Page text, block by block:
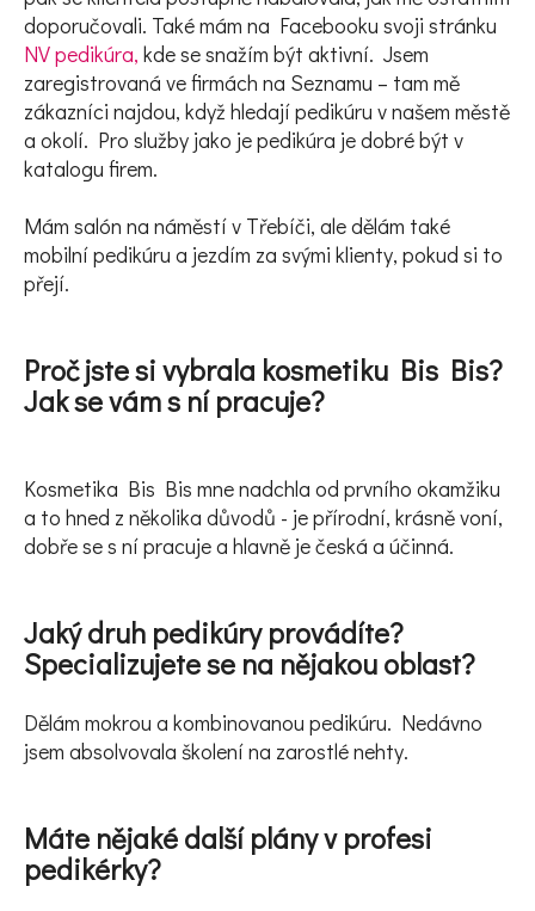
doporučovali. Také mám na Facebooku svoji stránku
NV pedikúra, kde se snažím být aktivní. Jsem
zaregistrovaná ve firmách na Seznamu – tam mě
zákazníci najdou, když hledají pedikúru v našem městě
a okolí. Pro služby jako je pedikúra je dobré být v
katalogu firem.
Mám salón na náměstí v Třebíči, ale dělám také
mobilní pedikúru a jezdím za svými klienty, pokud si to
přejí.
Proč jste si vybrala kosmetiku Bis Bis?
Jak se vám s ní pracuje?
Kosmetika Bis Bis mne nadchla od prvního okamžiku
a to hned z několika důvodů - je přírodní, krásně voní,
dobře se s ní pracuje a hlavně je česká a účinná.
Jaký druh pedikúry provádíte?
Specializujete se na nějakou oblast?
Dělám mokrou a kombinovanou pedikúru. Nedávno
jsem absolvovala školení na zarostlé nehty.
Máte nějaké další plány v profesi
pedikérky?